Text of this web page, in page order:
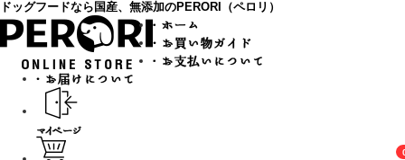
ドッグフードなら国産、無添加のPERORI（ペロリ）